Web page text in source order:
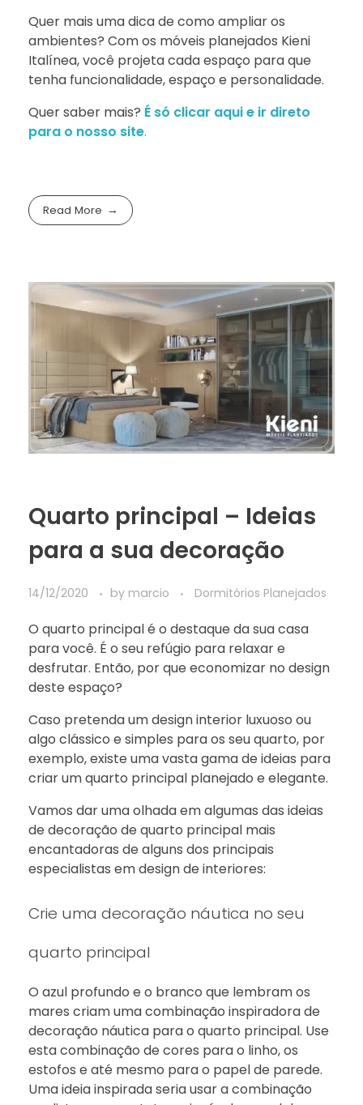
Quer mais uma dica de como ampliar os
ambientes? Com os móveis planejados Kieni
Italínea, você projeta cada espaço para que
tenha funcionalidade, espaço e personalidade.
Quer saber mais? É só clicar aqui e ir direto
para o nosso site.
Read More
Quarto principal – Ideias
para a sua decoração
14/12/2020 by marcio Dormitórios Planejados
O quarto principal é o destaque da sua casa
para você. É o seu refúgio para relaxar e
desfrutar. Então, por que economizar no design
deste espaço?
Caso pretenda um design interior luxuoso ou
algo clássico e simples para os seu quarto, por
exemplo, existe uma vasta gama de ideias para
criar um quarto principal planejado e elegante.
Vamos dar uma olhada em algumas das ideias
de decoração de quarto principal mais
encantadoras de alguns dos principais
especialistas em design de interiores:
Crie uma decoração náutica no seu
quarto principal
O azul profundo e o branco que lembram os
mares criam uma combinação inspiradora de
decoração náutica para o quarto principal. Use
esta combinação de cores para o linho, os
estofos e até mesmo para o papel de parede.
Uma ideia inspirada seria usar a combinação